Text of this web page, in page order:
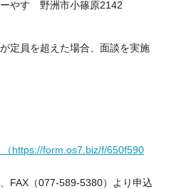
やす 野洲市小篠原2142
員を超えた場合、面談を実施
（https://form.os7.biz/f/650f590
FAX（077-589-5380）より申込